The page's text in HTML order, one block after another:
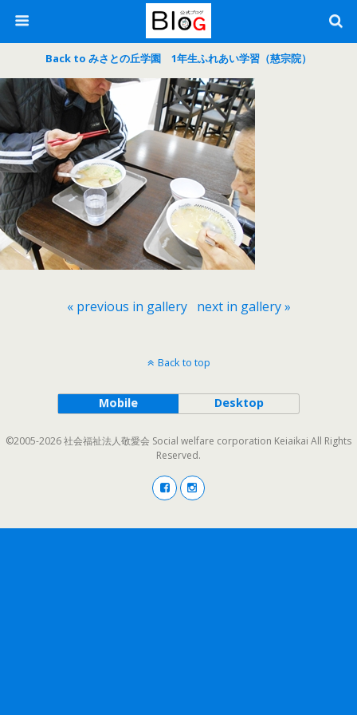
Back to みさとの丘学園 1年生ふれあい学習（慈宗院）
« previous in gallery next in gallery »
Back to top
Mobile Desktop
©2005-2026 社会福祉法人敬愛会 Social welfare corporation Keiaikai All Rights
Reserved.